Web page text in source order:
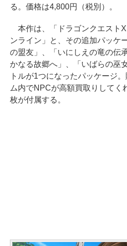
る。価格は4,800円（税別）。
本作は、「ドラゴンクエスト
ンライン」と、その追加パッケ
の盟友」、「いにしえの竜の伝
かなる故郷へ」、「いばらの巫
トルが1つになったパッケージ
ム内でNPCが高額買取りしてく
枚が付属する。